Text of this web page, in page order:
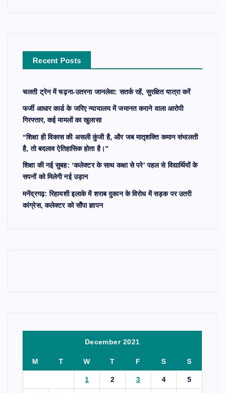
r
Recent Posts
चलती ट्रेन में चढ़ना-उतरना जानलेवा: सतर्क रहें, सुरक्षित यात्रा करें
फर्जी आधार कार्ड के जरिए न्यायालय में जमानत कराने वाला आरोपी
गिरफ्तार, कई मामलों का खुलासा
“शिक्षा ही विकास की असली कुंजी है, और जब मातृशक्ति कमान संभालती
है, तो बदलाव ऐतिहासिक होता है।”
शिक्षा की नई सुबह: ‘कलेक्टर के साथ कक्षा से परे’ पहल से विद्यार्थियों के
सपनों को मिलेगी नई उड़ान
मनेंद्रगढ़: रिहायशी इलाके में शराब दुकान के विरोध में सड़क पर उतरी
कांग्रेस, कलेक्टर को सौंपा ज्ञापन
December 2021
M T W T F S S
1 2 3 4 5